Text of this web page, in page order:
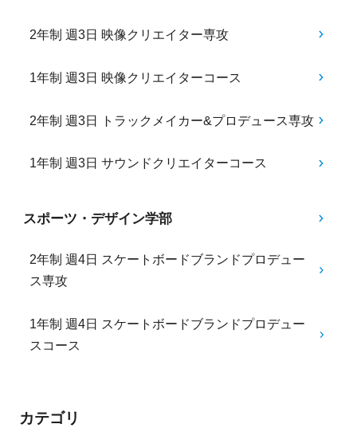
2年制 週3日 映像クリエイター専攻
1年制 週3日 映像クリエイターコース
2年制 週3日 トラックメイカー&プロデュース専攻
1年制 週3日 サウンドクリエイターコース
スポーツ・デザイン学部
2年制 週4日 スケートボードブランドプロデュー
ス専攻
1年制 週4日 スケートボードブランドプロデュー
スコース
カテゴリ